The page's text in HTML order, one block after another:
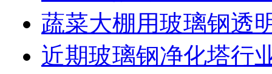
蔬菜大棚用玻璃钢透
近期玻璃钢净化塔行